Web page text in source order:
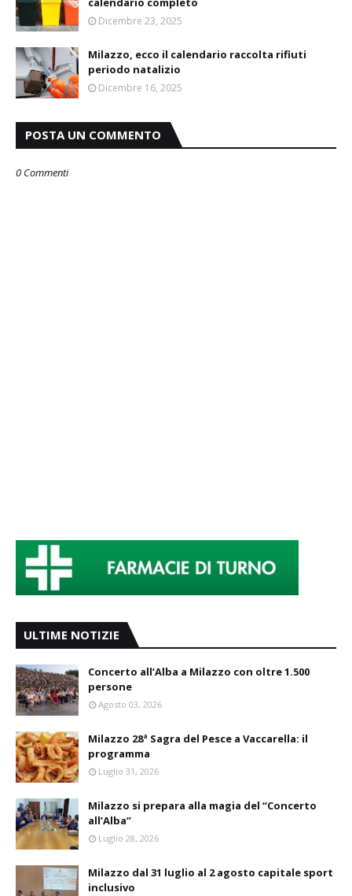
Dicembre 23, 2025
Milazzo, ecco il calendario raccolta rifiuti
periodo natalizio
Dicembre 16, 2025
POSTA UN COMMENTO
0 Commenti
ULTIME NOTIZIE
Concerto all’Alba a Milazzo con oltre 1.500
persone
Agosto 03, 2026
Milazzo 28ª Sagra del Pesce a Vaccarella: il
programma
Luglio 31, 2026
Milazzo si prepara alla magia del “Concerto
all’Alba”
Luglio 28, 2026
Milazzo dal 31 luglio al 2 agosto capitale sport
inclusivo